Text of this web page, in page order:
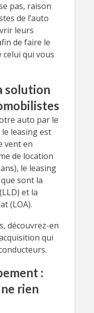
pas, raison
de l’auto
leurs
de faire le
celui qui vous
solution
auto par le
le leasing est
vent en
de location
le leasing
sont la
et la
(LOA).
découvrez-en
qui
:
rien